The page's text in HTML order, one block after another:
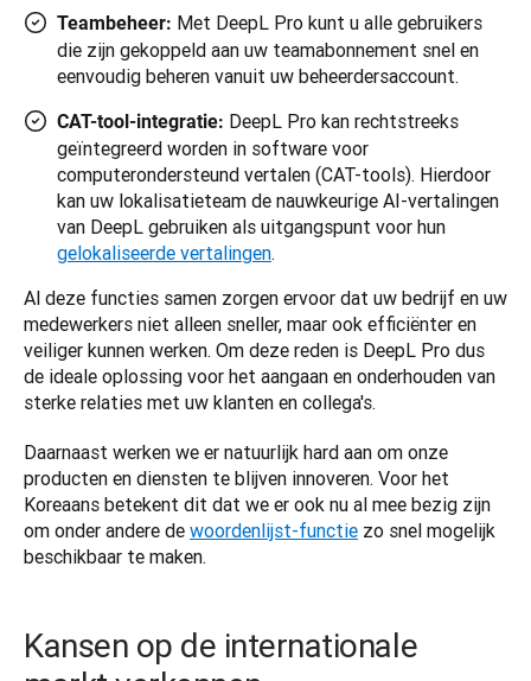
Teambeheer: Met DeepL Pro kunt u alle gebruikers
die zijn gekoppeld aan uw teamabonnement snel en
eenvoudig beheren vanuit uw beheerdersaccount.
CAT-tool-integratie: DeepL Pro kan rechtstreeks
geïntegreerd worden in software voor
computerondersteund vertalen (CAT-tools). Hierdoor
kan uw lokalisatieteam de nauwkeurige AI-vertalingen
van DeepL gebruiken als uitgangspunt voor hun
gelokaliseerde vertalingen.
Al deze functies samen zorgen ervoor dat uw bedrijf en uw
medewerkers niet alleen sneller, maar ook efficiënter en
veiliger kunnen werken. Om deze reden is DeepL Pro dus
de ideale oplossing voor het aangaan en onderhouden van
sterke relaties met uw klanten en collega's.
Daarnaast werken we er natuurlijk hard aan om onze
producten en diensten te blijven innoveren. Voor het
Koreaans betekent dit dat we er ook nu al mee bezig zijn
om onder andere de woordenlijst-functie zo snel mogelijk
beschikbaar te maken.
Kansen op de internationale